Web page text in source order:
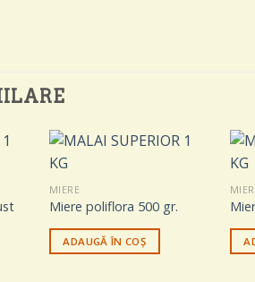
MIERE
Miere poliflora 500 gr.
ADAUGĂ ÎN COȘ